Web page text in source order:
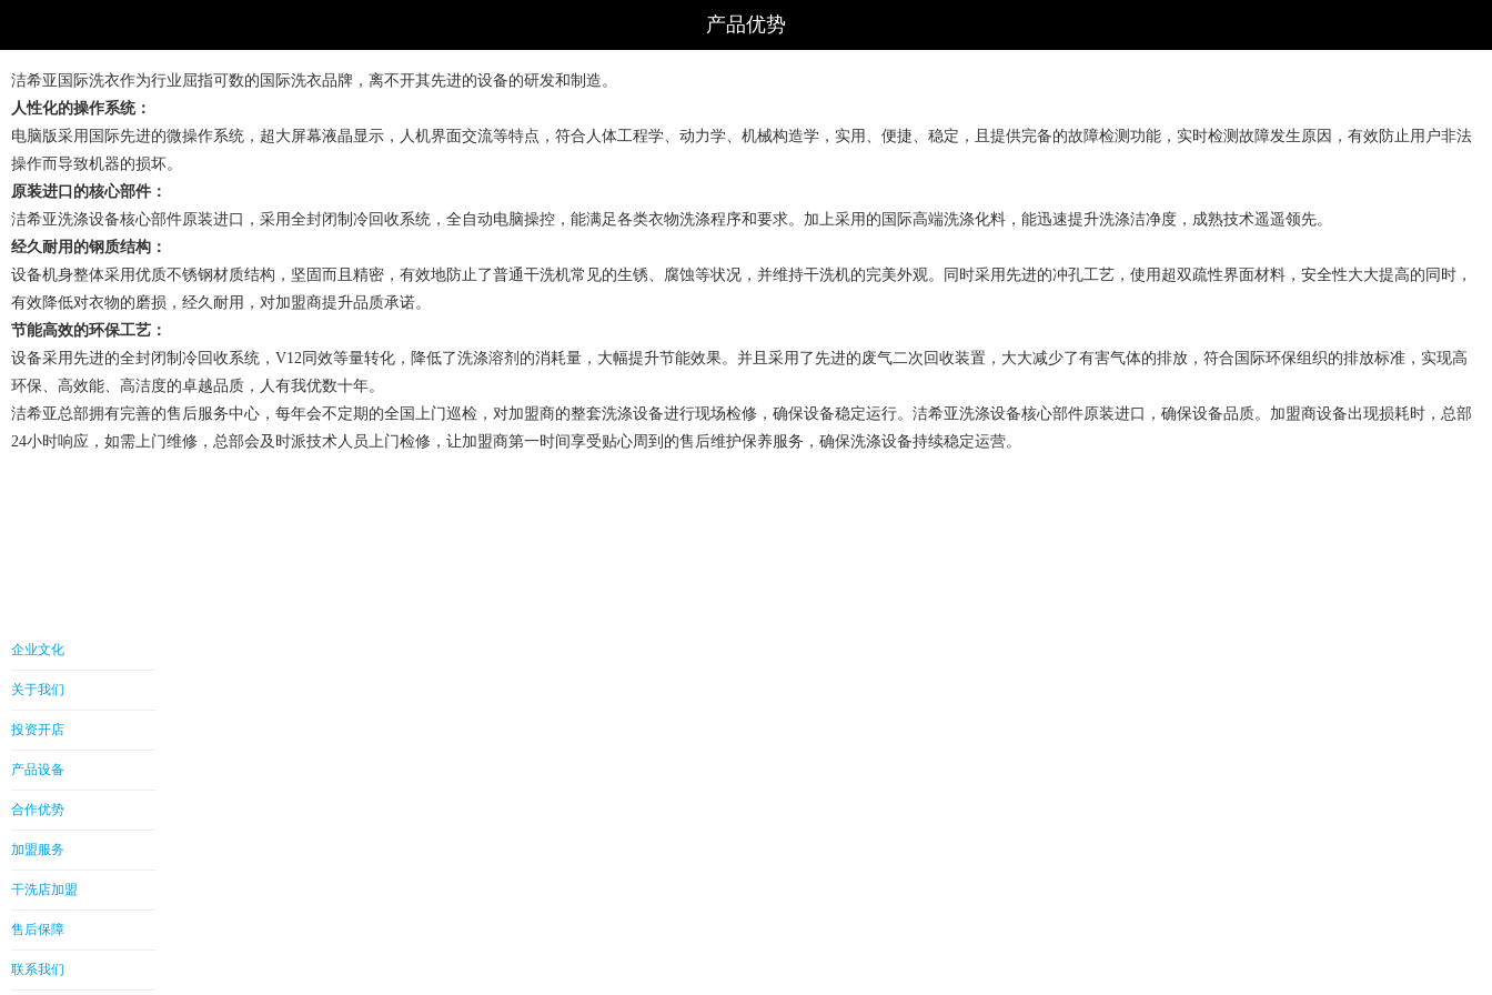
产品优势
洁希亚国际洗衣作为行业屈指可数的国际洗衣品牌，离不开其先进的设备的研发和制造。
人性化的操作系统：
电脑版采用国际先进的微操作系统，超大屏幕液晶显示，人机界面交流等特点， 符合人体工程学、动力学、机械构造学，实用、便捷、稳定，且提供完备的故障检测功能，实时检测故障发生原因，有效防止用户非法
操作而导致机器的损坏。
原装进口的核心部件：
洁希亚洗涤设备核心部件原装进口 ，采用全封闭制冷回收系统，全自动电脑操控，能满足各类衣物洗涤程序和要求。加上采用的国际高端洗涤化料，能迅速提升洗涤洁净度， 成熟技术遥遥领先。
经久耐用的钢质结构：
设备机身整体采用优质不锈钢材质结构，坚固而且精密，有效地防止了普通干洗机常见的生锈、腐蚀等状况，并维持干洗机的完美外观。同时采用先进的冲孔工艺，使用超双疏性界面材料，安全性大大提高的同时，
有效降低对衣物的磨损，经久耐用，对加盟商提升品质承诺。
节能高效的环保工艺：
设备采用先进的全封闭制冷回收系统，V12同效等量转化，降低了洗涤溶剂的消耗量，大幅提升节能效果。并且采用了先进的废气二次回收装置，大大减少了有害气体的排放，符合国际环保组织的排放标准，实现高
环保、高效能、高洁度的卓越品质，人有我优数十年。
洁希亚总部拥有完善的售后服务中心， 每年会不定期的全国上门巡检，对加盟商的整套洗涤设备进行现场检修，确保设备稳定运行。洁希亚洗涤设备核心部件原装进口，确保设备品质。加盟商设备出现损耗时，总部
24小时响应，如需上门维修，总部会及时派技术人员上门检修，让加盟商第一时间享受贴心周到的售后维护保养服务，确保洗涤设备持续稳定运营。
企业文化
关于我们
投资开店
产品设备
合作优势
加盟服务
干洗店加盟
售后保障
联系我们